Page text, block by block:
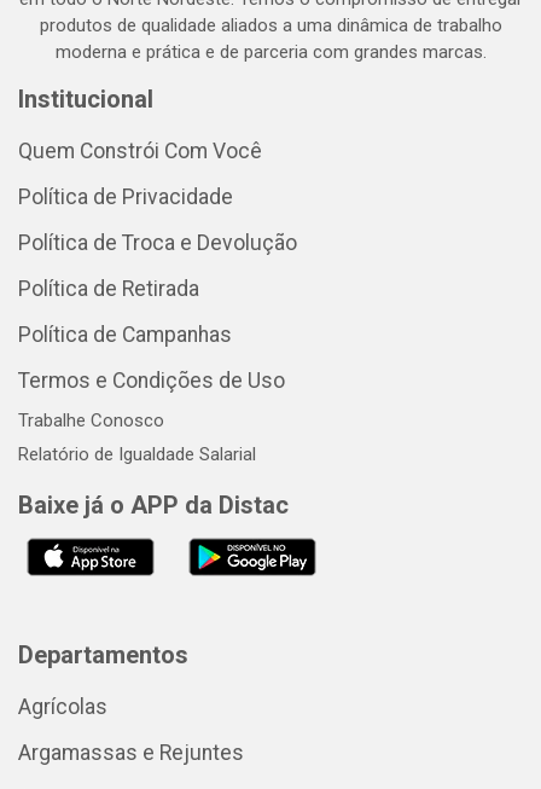
produtos de qualidade aliados a uma dinâmica de trabalho
moderna e prática e de parceria com grandes marcas.
Institucional
Quem Constrói Com Você
Política de Privacidade
Política de Troca e Devolução
Política de Retirada
Política de Campanhas
Termos e Condições de Uso
Trabalhe Conosco
Relatório de Igualdade Salarial
Baixe já o APP da Distac
Departamentos
Agrícolas
Argamassas e Rejuntes